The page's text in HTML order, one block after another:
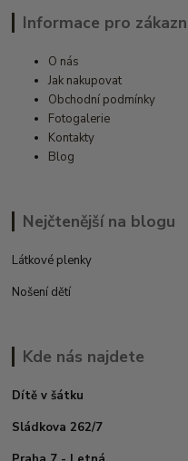
Informace pro
O nás
Jak nakupovat
Obchodní podmínky
Fotogalerie
Kontakty
Blog
Nejčtenější na blogu
Látkové plenky
Nošení dětí
Kde nás najdete
Dítě v šátku
Sládkova 262/7